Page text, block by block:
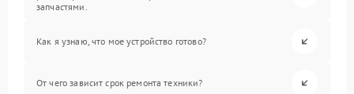
запчастями.
Как я узнаю, что мое устройство готово?
От чего зависит срок ремонта техники?